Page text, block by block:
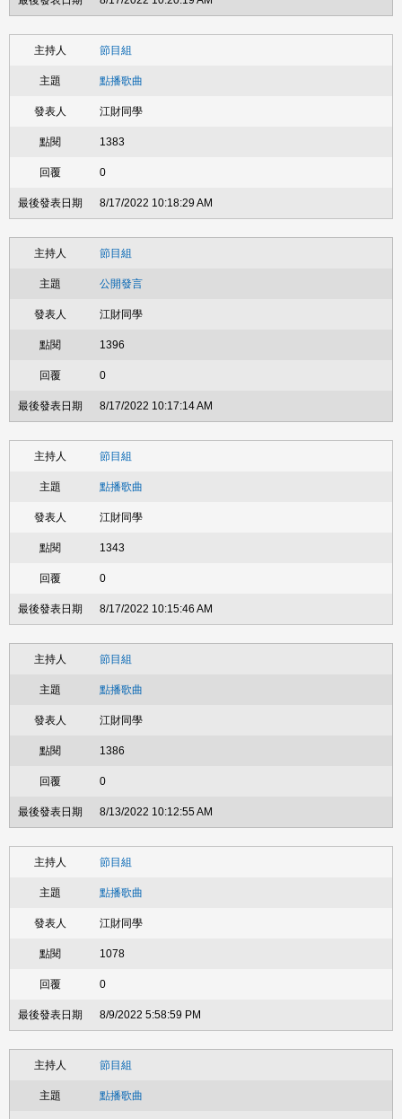
節目組
點播歌曲
江財同學
1383
0
8/17/2022 10:18:29 AM
節目組
公開發言
江財同學
1396
0
8/17/2022 10:17:14 AM
節目組
點播歌曲
江財同學
1343
0
8/17/2022 10:15:46 AM
節目組
點播歌曲
江財同學
1386
0
8/13/2022 10:12:55 AM
節目組
點播歌曲
江財同學
1078
0
8/9/2022 5:58:59 PM
節目組
點播歌曲